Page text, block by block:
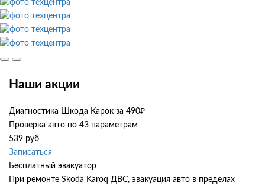
Наши акции
Диагностика Шкода Карок за 490₽
Проверка авто по 43 параметрам
539 руб
Записаться
Бесплатный эвакуатор
При ремонте Skoda Karoq ДВС, эвакуация авто в пределах